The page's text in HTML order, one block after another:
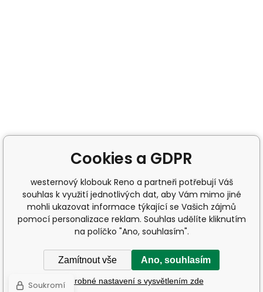
Cookies a GDPR
westernový klobouk Reno a partneři potřebují Váš
souhlas k využití jednotlivých dat, aby Vám mimo jiné
mohli ukazovat informace týkající se Vašich zájmů
pomocí personalizace reklam. Souhlas udělíte kliknutím
na políčko "Ano, souhlasím".
Zamítnout vše Ano, souhlasím
Podrobné nastavení s vysvětlením zde
Soukromí